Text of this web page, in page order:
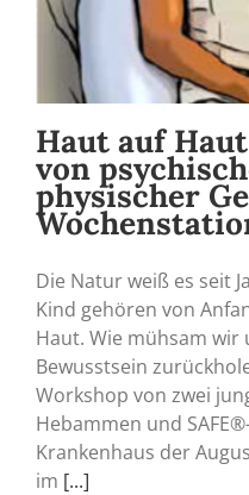
Haut auf
von
physischer
Die Natur weiß es seit
Kind gehören von
Haut. Wie mühsam wir
Bewusstsein
Workshop von zwei
Hebammen und
Krankenhaus der
im [...]